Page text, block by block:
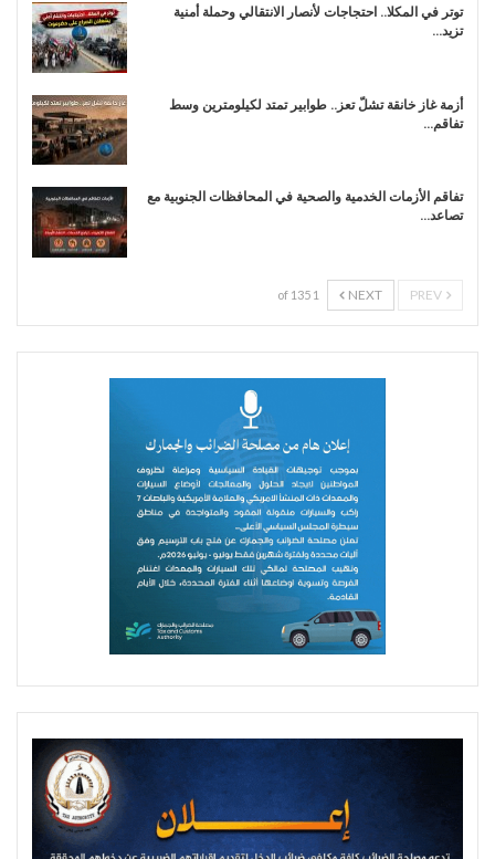
توتر في المكلا.. احتجاجات لأنصار الانتقالي وحملة أمنية
تزيد…
أزمة غاز خانقة تشلّ تعز.. طوابير تمتد لكيلومترين وسط
تفاقم…
تفاقم الأزمات الخدمية والصحية في المحافظات الجنوبية مع
تصاعد…
NEXT
1 of 135